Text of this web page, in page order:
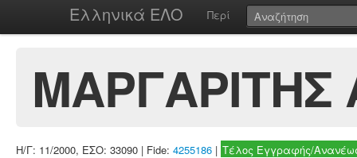
Ελληνικά ΕΛΟ Περί
Η/Γ: 11/2000, ΕΣΟ: 33090 | Fide: 4255186 | Τέλος Εγγραφής/